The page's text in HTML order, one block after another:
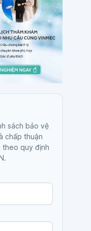
sách bảo vệ
chấp thuận
theo quy định